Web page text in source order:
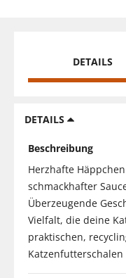
DETAILS
DETAILS
Beschreibung
Herzhafte
schmackhafter
Überzeugende
Vielfalt, die deine
praktischen,
Katzenfutterschalen